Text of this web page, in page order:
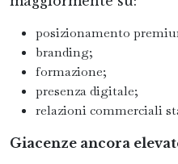
posizionamento
branding;
formazione;
presenza digitale;
relazioni commerciali
Giacenze ancora